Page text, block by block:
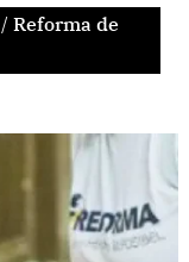
/ Reforma de